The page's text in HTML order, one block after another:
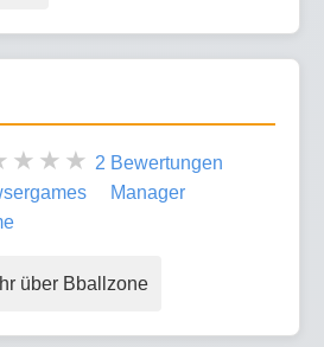
2 Bewertungen
Manager
über Bballzone